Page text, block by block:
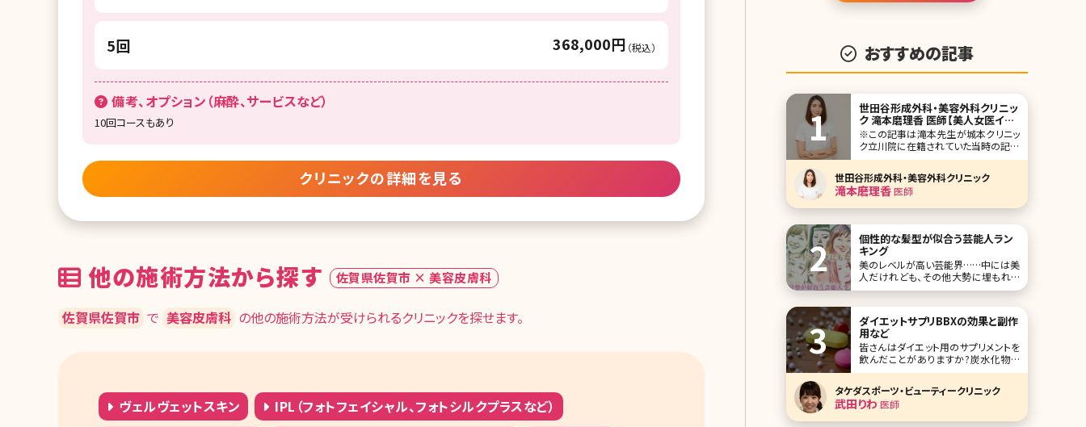
5回 368,000円 （税込）
備考、オプション（麻酔、サービスなど）
10回コースもあり
クリニックの詳細を見る
他の施術方法から探す 佐賀県佐賀市 × 美容皮膚科
佐賀県佐賀市 で 美容皮膚科 の他の施術方法が受けられるクリニックを探せます。
ヴェルヴェットスキン
IPL（フォトフェイシャル、フォトシルクプラスなど）
おすすめの記事
世田谷形成外科・美容外科クリニッ
ク 滝本磨理香 医師【美人女医イン
タビュー第四十五回】
※この記事は滝本先生が城本クリニッ
ク立川院に在籍されていた当時の記事
です。 人気企画「美人女医インタビュ
ー」第四十五回は、全国25院を展開、
30年以上の歴史がある城本クリニック
立川院の滝本磨理香（たきもとまりか）
先生です。 医師として目指しているの
由は
世田谷形成外科・美容外科クリニック
滝本磨理香医師
個性的な髪型が似合う芸能人ラン
キング
美のレベルが高い芸能界……中には美
人だけれども、その他大勢に埋もれて
しまっている人もいるかもしれません。
り、特に女性の場合はヘアスタイルで
大きく雰囲気が変わるものです。 ここで
は、そんな個性的な髪型にすることで
注目を集めたり、
ダイエットサプリBBXの効果と副作
用など
皆さんはダイエット用のサプリメントを
飲んだことがありますか?炭水化物や
脂質の吸収を抑える成分を配合したダ
イエットサポートサプリメントはいくつ
もありますが、体重を維持する程度の
効果しかないと感じている方が多いの
ではないでしょうか。そこで、是非チェッ
タケダスポーツ・ビューティークリニック
武田りわ 医師